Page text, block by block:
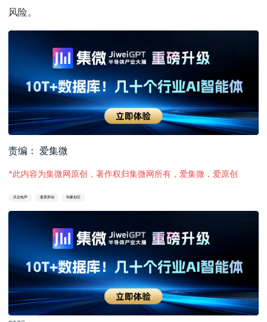
风险。
责编： 爱集微
*此内容为集微网原创，著作权归集微网所有，爱集微，爱原创
共达电声 股票异动 韦豪创芯